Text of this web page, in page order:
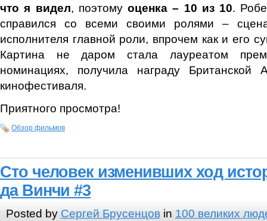
что я видел, поэтомуоценка – 10 из 10.
справился со всеми своими ролями –
исполнителя главной роли, впрочем как и его
Картина не даром стала лауреатом
номинациях, получила награду Британской
кинофестиваля.
Приятного просмотра!
Обзор фильмов
Сто человек изменивших ход
да Винчи #3
Posted by Сергей Брусенцовin 100 великих